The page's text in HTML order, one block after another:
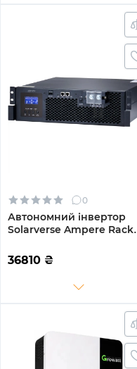
0
Автономний інвертор
Solarverse Ampere Rack
Однофазний
(SV5048UPSR)
36810 ₴